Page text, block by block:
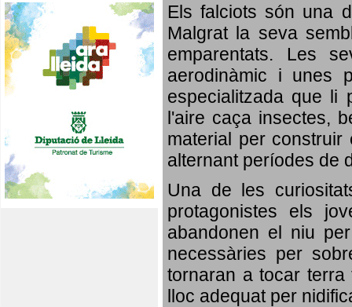
Els falciots són una
Malgrat la seva
emparentats. Les
aerodinàmic i unes
especialitzada que li
l'aire caça insectes,
material per
alternant períodes de
Una de les
protagonistes els
abandonen el niu
necessàries per
tornaran a tocar
lloc adequat per